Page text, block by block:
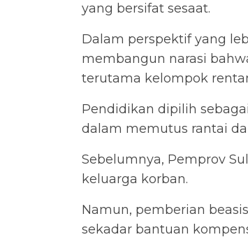
yang bersifat sesaat.
Dalam perspektif yang
membangun narasi
terutama kelompok
Pendidikan dipilih
dalam memutus rantai
Sebelumnya, Pemprov
keluarga korban.
Namun, pemberian
sekadar bantuan